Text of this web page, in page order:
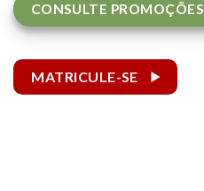
CONSULTE PROMOÇÕES
MATRICULE-SE